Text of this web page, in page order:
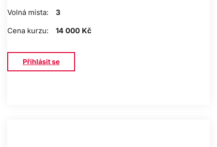
Volná místa:
3
Cena kurzu:
14 000 Kč
Přihlásit se